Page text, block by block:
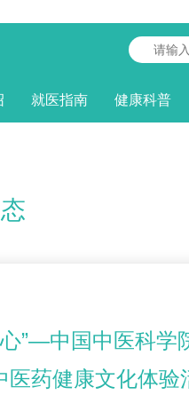
就医指南 健康科普
”—中国中医科学
医药健康文化体验